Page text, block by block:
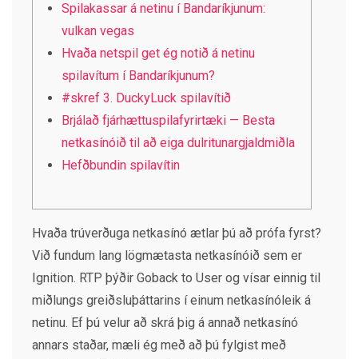
Spilakassar á netinu í Bandaríkjunum:
vulkan vegas
Hvaða netspil get ég notið á netinu
spilavítum í Bandaríkjunum?
#skref 3. DuckyLuck spilavítið
Brjálað fjárhættuspilafyrirtæki — Besta
netkasínóið til að eiga dulritunargjaldmiðla
Hefðbundin spilavítin
Hvaða trúverðuga netkasínó ætlar þú að prófa fyrst?
Við fundum lang lögmætasta netkasínóið sem er
Ignition. RTP þýðir Goback to User og vísar einnig til
miðlungs greiðsluþáttarins í einum netkasínóleik á
netinu. Ef þú velur að skrá þig á annað netkasínó
annars staðar, mæli ég með að þú fylgist með